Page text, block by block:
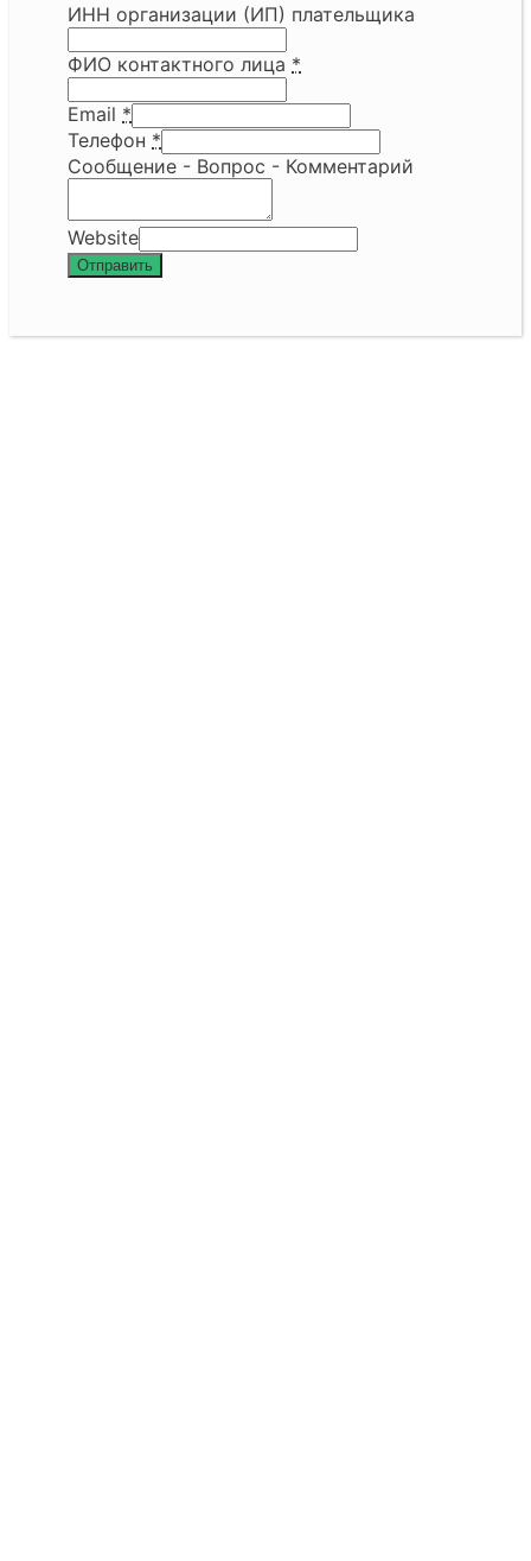
ИНН организации (ИП) плательщика
ФИО контактного лица *
Email *
Телефон *
Сообщение - Вопрос - Комментарий
Website
Отправить